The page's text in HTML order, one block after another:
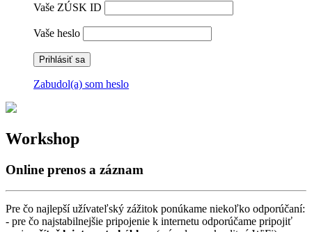
Vaše ZÚSK ID
Vaše heslo
Zabudol(a) som heslo
Skip
content
Workshop
Online prenos a záznam
Pre čo najlepší užívateľský zážitok ponúkame niekoľko odporúčaní:
- pre čo najstabilnejšie pripojenie k internetu odporúčame pripojiť